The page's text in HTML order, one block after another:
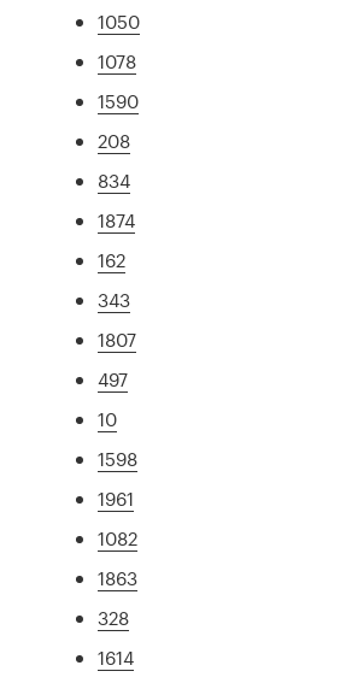
1050
1078
1590
208
834
1874
162
343
1807
497
10
1598
1961
1082
1863
328
1614